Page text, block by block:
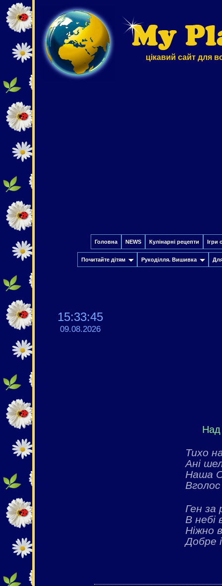
цікавий сайт для
Головна NEWS Кулінарні рецепти Ігри
Почитайте дітям Рукоділля. Вишивка
15:33:46
09.08.2026
Над
Тихо
Ані
Наша
Ген за
В небі
Ніжно
Добре